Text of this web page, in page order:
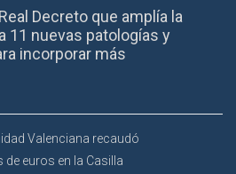
Decreto que amplía la
11 nuevas patologías y
incorporar más